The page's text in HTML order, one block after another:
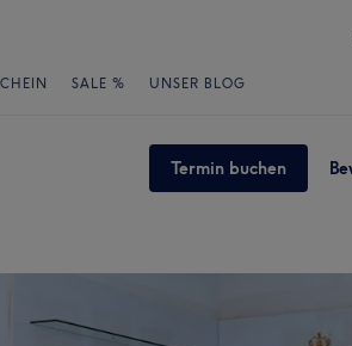
SALE % UNSER BLOG
Termin buchen